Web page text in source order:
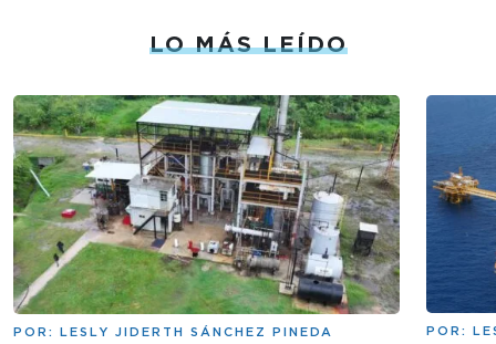
LO MÁS LEÍDO
POR: LESLY JIDERTH SÁNCHEZ PINEDA POR: